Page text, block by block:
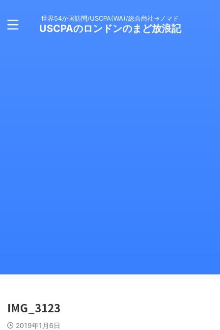
世界54か国訪問/USCPA(WA)/総合商社→ノマド
USCPAのロンドンのまど放浪記
IMG_3123
2019年1月6日